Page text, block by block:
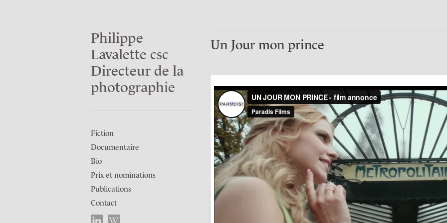
Philippe
Lavalette csc
Directeur de la
photographie
Fiction
Documentaire
Bio
Prix et nominations
Publications
Contact
Un Jour mon prince